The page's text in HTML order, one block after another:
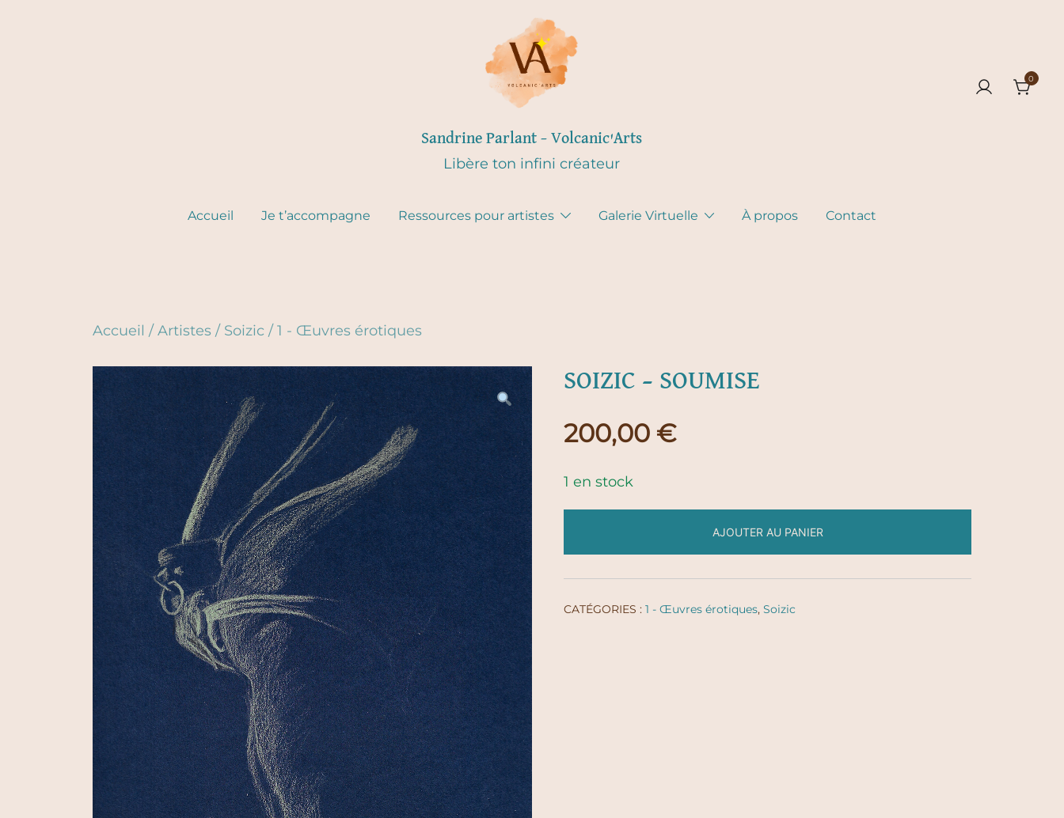
Sandrine Parlant – Volcanic'Arts
Libère ton infini créateur
0
Accueil Je t’accompagne Ressources pour artistes Galerie Virtuelle À propos Contact
Accueil / Artistes / Soizic / 1 - Œuvres érotiques
SOIZIC – SOUMISE
200,00 €
1 en stock
AJOUTER AU PANIER
CATÉGORIES : 1 - Œuvres érotiques, Soizic